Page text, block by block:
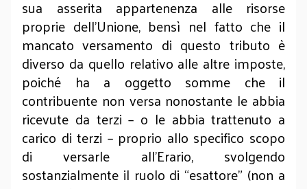
sua asserita appartenenza alle risorse
proprie dell’Unione, bensì nel fatto che il
mancato versamento di questo tributo è
diverso da quello relativo alle altre imposte,
poiché ha a oggetto somme che il
contribuente non versa nonostante le abbia
ricevute da terzi – o le abbia trattenuto a
carico di terzi – proprio allo specifico scopo
di versarle all’Erario, svolgendo
sostanzialmente il ruolo di “esattore” (non a